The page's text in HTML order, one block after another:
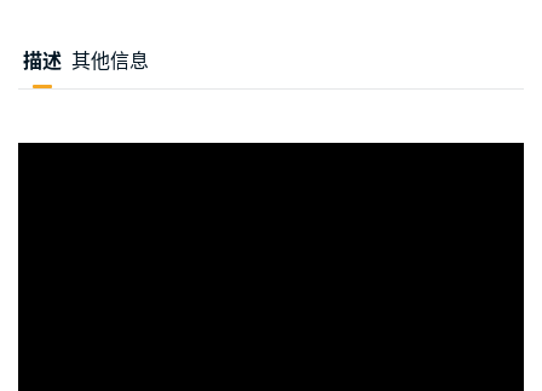
描述 其他信息